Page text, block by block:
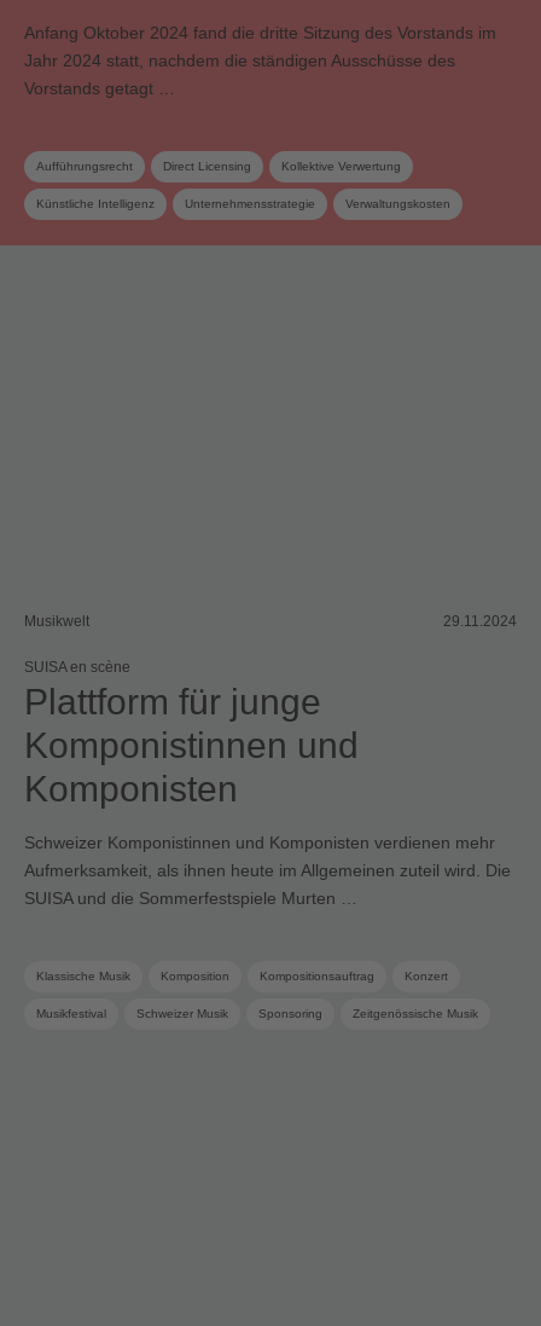
Anfang Oktober 2024 fand die dritte Sitzung des Vorstands im
Jahr 2024 statt, nachdem die ständigen Ausschüsse des
Vorstands getagt …
Aufführungsrecht Direct Licensing Kollektive Verwertung
Künstliche Intelligenz Unternehmensstrategie Verwaltungskosten
Musikwelt 29.11.2024
SUISA en scène
Plattform für junge
Komponistinnen und
Komponisten
Schweizer Komponistinnen und Komponisten verdienen mehr
Aufmerksamkeit, als ihnen heute im Allgemeinen zuteil wird. Die
SUISA und die Sommerfestspiele Murten …
Klassische Musik Komposition Kompositionsauftrag Konzert
Musikfestival Schweizer Musik Sponsoring Zeitgenössische Musik